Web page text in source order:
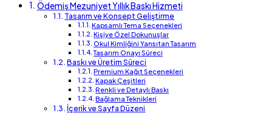
Ödemiş Mezuniyet Yıllık Baskı Hizmeti
Tasarım ve Konsept Geliştirme
Kapsamlı Tema Seçenekleri
Kişiye Özel Dokunuşlar
Okul Kimliğini Yansıtan Tasarım
Tasarım Onayı Süreci
Baskı ve Üretim Süreci
Premium Kağıt Seçenekleri
Kapak Çeşitleri
Renkli ve Detaylı Baskı
Bağlama Teknikleri
İçerik ve Sayfa Düzeni